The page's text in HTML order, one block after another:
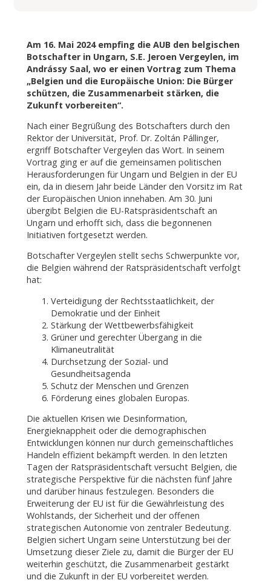
Am 16. Mai 2024 empfing die AUB den belgischen
Botschafter in Ungarn, S.E. Jeroen Vergeylen, im
Andrássy Saal, wo er einen Vortrag zum Thema
„Belgien und die Europäische Union: Die Bürger
schützen, die Zusammenarbeit stärken, die
Zukunft vorbereiten“.
Nach einer Begrüßung des Botschafters durch den
Rektor der Universität, Prof. Dr. Zoltán Pállinger,
ergriff Botschafter Vergeylen das Wort. In seinem
Vortrag ging er auf die gemeinsamen politischen
Herausforderungen für Ungarn und Belgien in der EU
ein, da in diesem Jahr beide Länder den Vorsitz im Rat
der Europäischen Union innehaben. Am 30. Juni
übergibt Belgien die EU-Ratspräsidentschaft an
Ungarn und erhofft sich, dass die begonnenen
Initiativen fortgesetzt werden.
Botschafter Vergeylen stellt sechs Schwerpunkte vor,
die Belgien während der Ratspräsidentschaft verfolgt
hat:
Verteidigung der Rechtsstaatlichkeit, der
Demokratie und der Einheit
Stärkung der Wettbewerbsfähigkeit
Grüner und gerechter Übergang in die
Klimaneutralität
Durchsetzung der Sozial- und
Gesundheitsagenda
Schutz der Menschen und Grenzen
Förderung eines globalen Europas.
Die aktuellen Krisen wie Desinformation,
Energieknappheit oder die demographischen
Entwicklungen können nur durch gemeinschaftliches
Handeln effizient bekämpft werden. In den letzten
Tagen der Ratspräsidentschaft versucht Belgien, die
strategische Perspektive für die nächsten fünf Jahre
und darüber hinaus festzulegen. Besonders die
Erweiterung der EU ist für die Gewährleistung des
Wohlstands, der Sicherheit und der offenen
strategischen Autonomie von zentraler Bedeutung.
Belgien sichert Ungarn seine Unterstützung bei der
Umsetzung dieser Ziele zu, damit die Bürger der EU
weiterhin geschützt, die Zusammenarbeit gestärkt
und die Zukunft in der EU vorbereitet werden.